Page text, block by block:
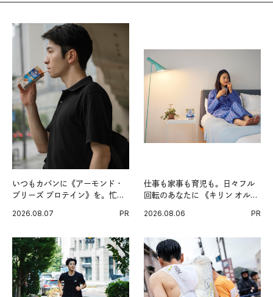
いつもカバンに《アーモンド・
ブリーズ プロテイン》を。忙し
グ習慣。
2026.08.07 PR
仕事も家事も育児も。日々フル
回転のあなたに 《キリン オルニ
2026.08.06 PR